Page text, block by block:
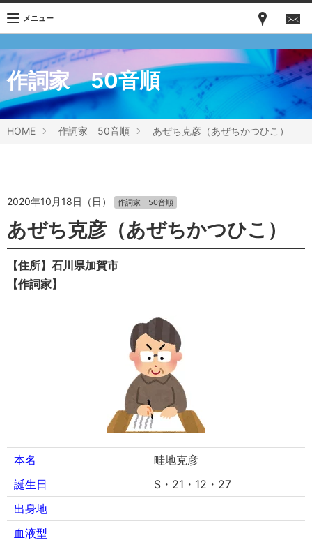
メニュー
作詞家 50音順
HOME 作詞家 50音順 あぜち克彦（あぜちかつひこ）
2020年10月18日（日） 作詞家 50音順
あぜち克彦（あぜちかつひこ）
【住所】石川県加賀市
【作詞家】
本名
畦地克彦
誕生日
S・21・12・27
出身地
血液型